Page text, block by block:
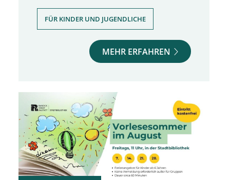
FÜR KINDER UND JUGENDLICHE
MEHR ERFAHREN